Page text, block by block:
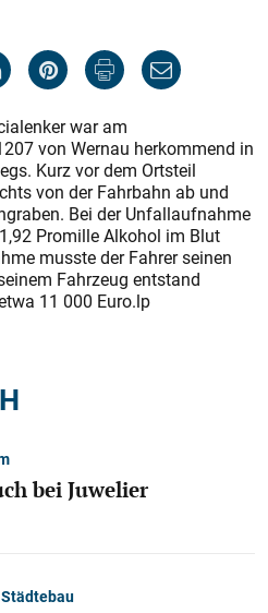
war am
von Wernau herkommend in
Kurz vor dem Ortsteil
von der Fahrbahn ab und
Bei der Unfallaufnahme
Promille Alkohol im Blut
musste der Fahrer seinen
Fahrzeug entstand
11 000 Euro.lp
bei Juwelier
Städtebau